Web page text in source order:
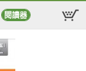
閱讀器